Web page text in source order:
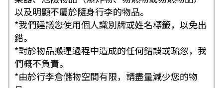
以及明顯不屬於隨身行李的物品。
*我們建議您使用個人識別牌或姓名標籤，以免出
錯。
*對於物品搬運過程中造成的任何錯誤或疏忽，我
們概不負責。
*由於行李倉儲物空間有限，請盡量減少您的物